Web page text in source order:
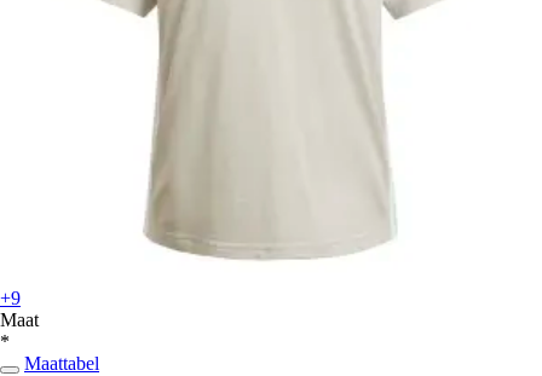
+9
Maat
*
Maattabel